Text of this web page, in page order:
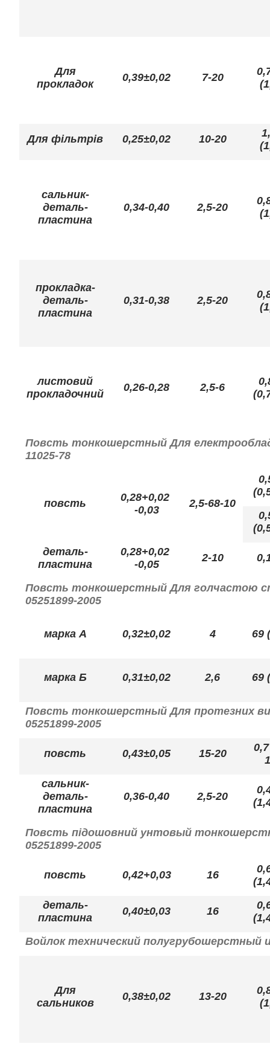
Для
прокладок
0,39±0,02 7-20
Для фільтрів 0,25±0,02 10-20
сальник-
деталь-
пластина
0,34-0,40 2,5-20
прокладка-
деталь-
пластина
0,31-0,38 2,5-20
листовий
прокладочний
0,26-0,28 2,5-6
Повсть тонкошерстный Для
11025-78
повсть
0,28+0,02
-0,03
2,5-68-10
деталь-
пластина
0,28+0,02
-0,05
2-10
Повсть тонкошерстный Для голчастою
05251899-2005
марка А 0,32±0,02 4 69
марка Б 0,31±0,02 2,6 69
Повсть тонкошерстный Для протезних
05251899-2005
повсть 0,43±0,05 15-20
сальник-
деталь-
пластина
0,36-0,40 2,5-20
Повсть підошовний унтовый
05251899-2005
повсть 0,42+0,03 16
деталь-
пластина
0,40±0,03 16
Войлок технический полугрубошерстный
Для
сальников
0,38±0,02 13-20